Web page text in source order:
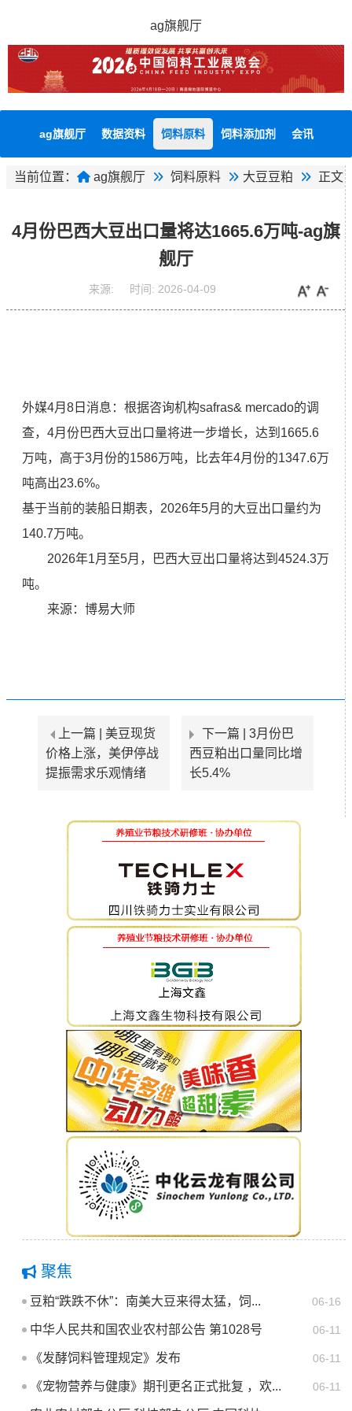
ag旗舰厅
ag旗舰厅 数据资料 饲料原料 饲料添加剂 会讯
当前位置： ag旗舰厅 饲料原料 大豆豆粕 正文
4月份巴西大豆出口量将达1665.6万吨-ag旗
舰厅
来源: 时间: 2026-04-09
外媒4月8日消息：根据咨询机构safras& mercado的调
查，4月份巴西大豆出口量将进一步增长，达到1665.6
万吨，高于3月份的1586万吨，比去年4月份的1347.6万
吨高出23.6%。
基于当前的装船日期表，2026年5月的大豆出口量约为
140.7万吨。
2026年1月至5月，巴西大豆出口量将达到4524.3万
吨。
来源：博易大师
上一篇 | 美豆现货
价格上涨，美伊停战
提振需求乐观情绪
下一篇 | 3月份巴
西豆粕出口量同比增
长5.4%
聚焦
06-16
豆粕“跌跌不休”：南美大豆来得太猛，饲...
06-11
中华人民共和国农业农村部公告 第1028号
06-11
《发酵饲料管理规定》发布
06-11
《宠物营养与健康》期刊更名正式批复 ，欢...